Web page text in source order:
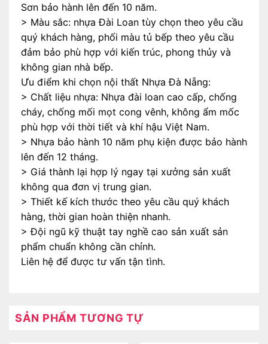
Sơn bảo hành lên đến 10 năm.
> Màu sắc: nhựa Đài Loan tùy chọn theo yêu cầu
quý khách hàng, phối màu tủ bếp theo yêu cầu
đảm bảo phù hợp với kiến trúc, phong thủy và
không gian nhà bếp.
Ưu điểm khi chọn nội thất Nhựa Đà Nẵng:
> Chất liệu nhựa: Nhựa đài loan cao cấp, chống
cháy, chống mối mọt cong vênh, không ẩm mốc
phù hợp với thời tiết và khí hậu Việt Nam.
> Nhựa bảo hành 10 năm phụ kiện được bảo hành
lên đến 12 tháng.
> Giá thành lại hợp lý ngay tại xưởng sản xuất
không qua đơn vị trung gian.
> Thiết kế kích thước theo yêu cầu quý khách
hàng, thời gian hoàn thiện nhanh.
> Đội ngũ kỹ thuật tay nghề cao sản xuất sản
phẩm chuẩn không cần chỉnh.
Liên hệ để được tư vấn tận tình.
SẢN PHẨM TƯƠNG TỰ